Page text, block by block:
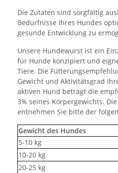
Die Zutaten sind sorgfältig
Bedürfnisse Ihres Hundes
gesunde Entwicklung zu
Unsere Hundewurst ist ein
für Hunde konzipiert und
Tiere. Die
Gewicht und Aktivitätsgrad
aktiven Hund beträgt die
3% seines Körpergewichts.
entnehmen Sie bitte der
Gewicht des Hundes
5-10 kg
10-20 kg
20-25 kg